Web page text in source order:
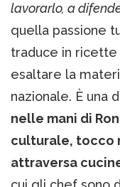
lavorarlo, a
quella passione
traduce in
esaltare la
nazionale. È una
nelle mani di
culturale, tocco
attraversa